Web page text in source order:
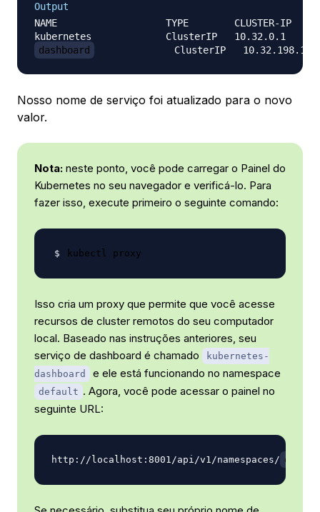
Output
NAME                   TYPE        CLUSTER-IP
dashboard
Nosso nome de serviço foi atualizado para o novo
valor.
Nota: neste ponto, você pode carregar o Painel do
Kubernetes no seu navegador e verificá-lo. Para
fazer isso, execute primeiro o seguinte comando:
Isso cria um proxy que permite que você acesse
recursos de cluster remotos do seu computador
local. Baseado nas instruções anteriores, seu
serviço de dashboard é chamado
kubernetes-
dashboard
e ele está funcionando no namespace
default . Agora, você pode acessar o painel no
seguinte URL:
http://localhost:8001/api/v1/namespaces/